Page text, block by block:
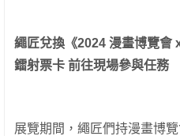
繩匠兌換《2024 漫畫博覽會
鐳射票卡 前往現場參與任務
展覽期間，繩匠們持漫畫博